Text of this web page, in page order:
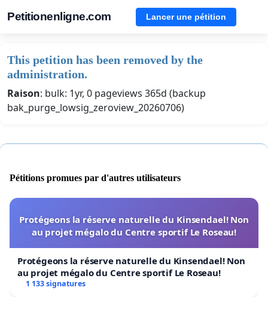
Petitionenligne.com Lancer une pétition
This petition has been removed by the
administration.
Raison: bulk: 1yr, 0 pageviews 365d (backup
bak_purge_lowsig_zeroview_20260706)
Pétitions promues par d'autres utilisateurs
Protégeons la réserve naturelle du Kinsendael! Non
au projet mégalo du Centre sportif Le Roseau!
Protégeons la réserve naturelle du Kinsendael! Non
au projet mégalo du Centre sportif Le Roseau!
1 133 signatures